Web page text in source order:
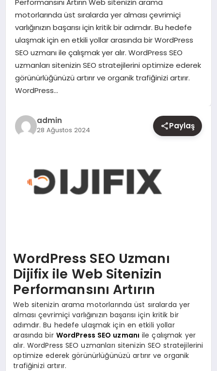
YAŞAM
EĞITIM
Performansını Artırın Web sitenizin arama
motorlarında üst sıralarda yer alması çevrimiçi
varlığınızın başarısı için kritik bir adımdır. Bu hedefe
ulaşmak için en etkili yollar arasında bir WordPress
SEO uzmanı ile çalışmak yer alır. WordPress SEO
uzmanları sitenizin SEO stratejilerini optimize ederek
görünürlüğünüzü artırır ve organik trafiğinizi artırır.
WordPress…
admin
28 Ağustos 2024 Paylaş
WordPress SEO Uzmanı
Dijifix ile Web Sitenizin
Performansını Artırın
Web sitenizin arama motorlarında üst sıralarda yer
alması çevrimiçi varlığınızın başarısı için kritik bir
adımdır. Bu hedefe ulaşmak için en etkili yollar
arasında bir WordPress SEO uzmanı ile çalışmak yer
alır. WordPress SEO uzmanları sitenizin SEO stratejilerini
optimize ederek görünürlüğünüzü artırır ve organik
trafiğinizi artırır.